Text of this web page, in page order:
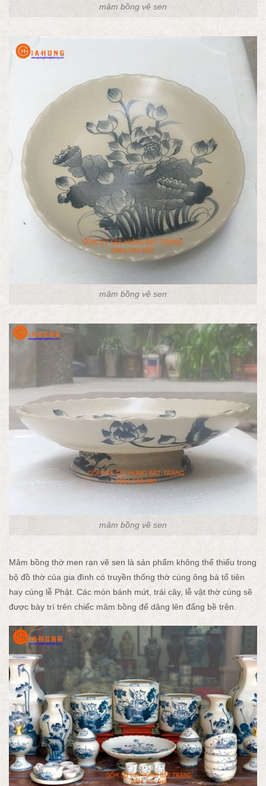
mâm bồng vẽ sen
mâm bồng vẽ sen
mâm bồng vẽ sen
Mâm bồng thờ men rạn vẽ sen là sản phẩm không thể thiếu trong
bộ đồ thờ của gia đình có truyền thống thờ cúng ông bà tổ tiên
hay cúng lễ Phật. Các món bánh mứt, trái cây, lễ vật thờ cúng sẽ
được bày trí trên chiếc mâm bồng để dâng lên đấng bề trên.